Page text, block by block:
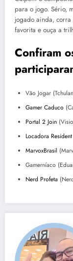
para o jogo. Sério,
jogado ainda, corra
favorita e ouça a
Confiram
Vão Jogar
Gamer Caduco
Portal 2 Join
Locadora
MarvoxBrasil
Gamerníaco
Nerd Profeta